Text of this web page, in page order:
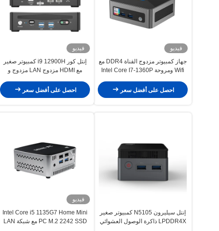
فيديو
جهاز كمبيوتر مزدوج القناة DDR4 مع
Wifi ومروحة Intel Core I7-1360P
احصل على أفضل سعر
فيديو
إنتل كور i9 12900H كمبيوتر صغير
مع HDMI مزدوج LAN مزدوج و
احصل على أفضل سعر
إنتل سيليرون N5105 كمبيوتر صغير
LPDDR4X ذاكرة الوصول العشوائي
فيديو
Intel Core i5 1135G7 Home Mini
PC M.2 2242 SSD مع شبكة LAN